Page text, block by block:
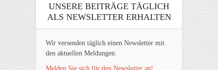
UNSERE BEITRÄGE TÄGLICH
ALS NEWSLETTER ERHALTEN
Wir versenden täglich einen Newsletter mit
den aktuellen Meldungen.
Melden Sie sich für den Newsletter an!